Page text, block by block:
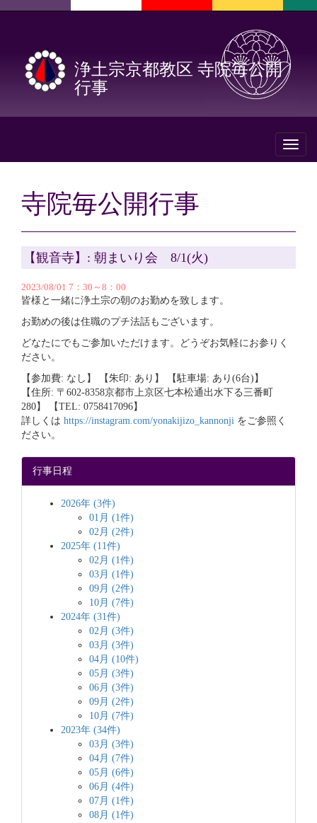
浄土宗京都教区 寺院毎公開
行事
Toggle
寺院毎公開行事
【観音寺】: 朝まいり会 8/1(火)
2023/08/01 7：30～8：00
皆様と一緒に浄土宗の朝のお勤めを致します。
お勤めの後は住職のプチ法話もございます。
どなたにでもご参加いただけます。どうぞお気軽にお参りく
ださい。
【参加費: なし】 【朱印: あり】 【駐車場: あり(6台)】
【住所: 〒602-8358京都市上京区七本松通出水下る三番町
280】 【TEL: 0758417096】
詳しくは https://instagram.com/yonakijizo_kannonji をご参照く
ださい。
行事日程
2026年 (3件)
01月 (1件)
02月 (2件)
2025年 (11件)
02月 (1件)
03月 (1件)
09月 (2件)
10月 (7件)
2024年 (31件)
02月 (3件)
03月 (3件)
04月 (10件)
05月 (3件)
06月 (3件)
09月 (2件)
10月 (7件)
2023年 (34件)
03月 (3件)
04月 (7件)
05月 (6件)
06月 (4件)
07月 (1件)
08月 (1件)